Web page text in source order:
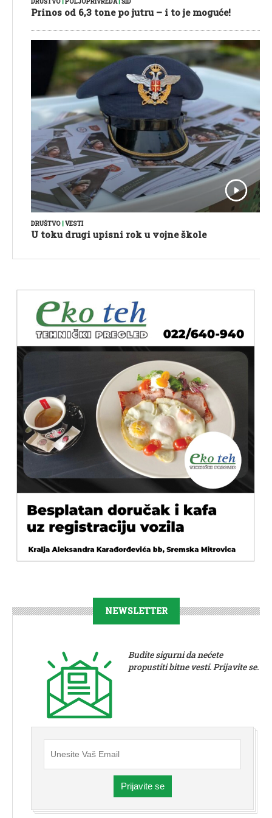
Prinos od 6,3 tone po jutru – i to je moguće!
DRUŠTVO VESTI
U toku drugi upisni rok u vojne škole
NEWSLETTER
Budite sigurni da nećete
propustiti bitne vesti. Prijavite se.
Prijavite se